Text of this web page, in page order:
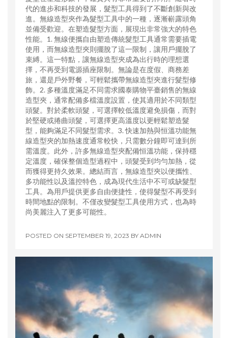
代的進步和科技的發展，髮型工具得到了不斷創新與改
進。無線造型夾作為髮型工具中的一種，逐漸嶄露頭角
並備受歡迎。在塑造髮型方面，展現出非常強大的特色
性能。1. 無線便攜自由塑造傳統髮型工具通常需要插電
使用，而無線造型夾則擺脫了這一限制，讓用戶擺脫了
束縛。這一特點，讓無線造型夾成為出行時的理想選
擇，不再受到電源插座限制。無論是在度假、商務差
旅，還是戶外野餐，可輕鬆攜帶無線造型夾進行髮型修
飾。2. 多種溫度滿足不同需求國泰購物平臺銷售的無線
造型夾，通常配備多檔溫度設置，使其適用於不同類型
頭髮。對於柔軟頭髮，可選擇較低溫度避免損傷，而對
於堅硬或捲曲頭髮，可選擇更高溫度以更輕鬆塑造髮
型，能夠滿足不同髮型需求。3. 快速加熱與恒溫功能無
線造型夾的加熱速度通常較快，只需數分鐘即可達到所
需溫度。此外，許多無線造型夾配備恒溫功能，保持穩
定溫度，確保整個造型過程中，頭髮受到均勻加熱，從
而獲得更持久效果。總結而言，無線造型夾以便攜性、
多功能性以及溫控特色，成為現代生活中不可或缺髮型
工具。為用戶提供更多自由便捷性，使得髮型不再受到
時間地點的限制。不僅改變髮型工具使用方式，也為時
尚美麗注入了更多可能性。
POSTED ON SEPTEMBER 19, 2023 BY ADMIN